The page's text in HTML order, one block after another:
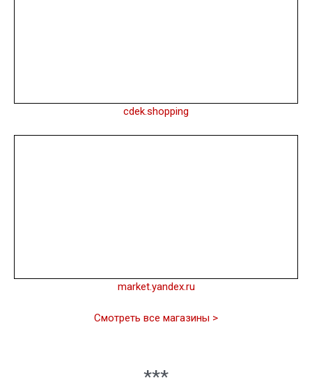
cdek.shopping
market.yandex.ru
Смотреть все магазины >
***